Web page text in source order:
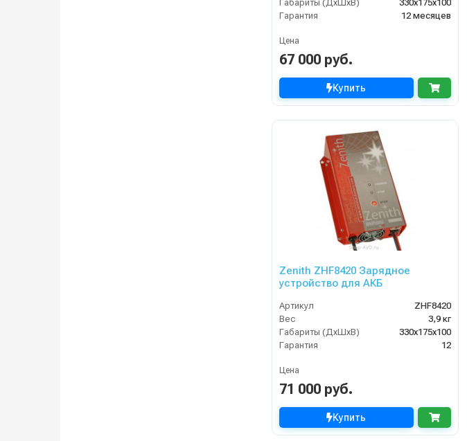
Габариты (ДхШхВ)
330х175х100
Гарантия
12 месяцев
Цена
67 000 руб.
Купить
Zenith ZHF8420 Зарядное
устройство для АКБ
Артикул
ZHF8420
Вес
3,9 кг
Габариты (ДхШхВ)
330х175х100
Гарантия
12
Цена
71 000 руб.
Купить